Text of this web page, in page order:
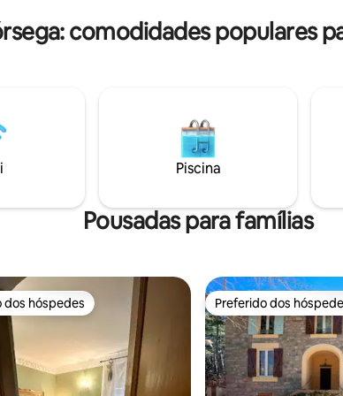
famílias com crianças.
comodidades populares
Piscina
Pousadas para famílias
dos hóspedes
dos hóspedes Preferido dos
Preferido dos